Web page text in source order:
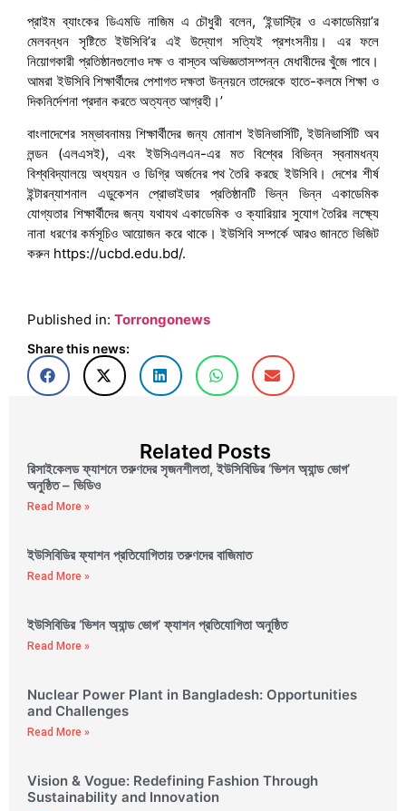
প্রাইম ব্যাংকের ডিএমডি নাজিম এ চৌধুরী বলেন, ‘ইন্ডাস্ট্রি ও একাডেমিয়া’র
মেলবন্ধন সৃষ্টিতে ইউসিবি’র এই উদ্যোগ সত্যিই প্রশংসনীয়। এর ফলে
নিয়োগকারী প্রতিষ্ঠানগুলোও দক্ষ ও বাস্তব অভিজ্ঞতাসম্পন্ন মেধাবীদের খুঁজে পাবে।
আমরা ইউসিবি শিক্ষার্থীদের পেশাগত দক্ষতা উন্নয়নে তাদেরকে হাতে-কলমে শিক্ষা ও
দিকনির্দেশনা প্রদান করতে অত্যন্ত আগ্রহী।’
বাংলাদেশের সম্ভাবনাময় শিক্ষার্থীদের জন্য মোনাশ ইউনিভার্সিটি, ইউনিভার্সিটি অব
লন্ডন (এলএসই), এবং ইউসিএলএন-এর মত বিশ্বের বিভিন্ন স্বনামধন্য
বিশ্ববিদ্যালয়ে অধ্যয়ন ও ডিগ্রি অর্জনের পথ তৈরি করছে ইউসিবি। দেশের শীর্ষ
ইন্টারন্যাশনাল এডুকেশন প্রোভাইডার প্রতিষ্ঠানটি ভিন্ন ভিন্ন একাডেমিক
যোগ্যতার শিক্ষার্থীদের জন্য যথাযথ একাডেমিক ও ক্যারিয়ার সুযোগ তৈরির লক্ষ্যে
নানা ধরণের কর্মসূচিও আয়োজন করে থাকে। ইউসিবি সম্পর্কে আরও জানতে ভিজিট
করুন https://ucbd.edu.bd/.
Published in: Torrongonews
Share this news:
Related Posts
রিসাইকেলড ফ্যাশনে তরুণদের সৃজনশীলতা, ইউসিবিডির ‘ভিশন অ্যান্ড ভোগ’
অনুষ্ঠিত – ভিডিও
Read More »
ইউসিবিডির ফ্যাশন প্রতিযোগিতায় তরুণদের বাজিমাত
Read More »
ইউসিবিডির ‘ভিশন অ্যান্ড ভোগ’ ফ্যাশন প্রতিযোগিতা অনুষ্ঠিত
Read More »
Nuclear Power Plant in Bangladesh: Opportunities
and Challenges
Read More »
Vision & Vogue: Redefining Fashion Through
Sustainability and Innovation